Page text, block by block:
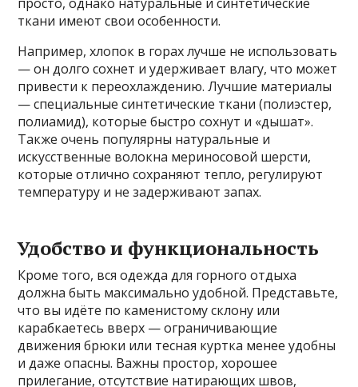
ткани имеют свои особенности.
Например, хлопок в горах лучше не использовать
— он долго сохнет и удерживает влагу, что может
привести к переохлаждению. Лучшие материалы
— специальные синтетические ткани (полиэстер,
полиамид), которые быстро сохнут и «дышат».
Также очень популярны натуральные и
искусственные волокна мериносовой шерсти,
которые отлично сохраняют тепло, регулируют
температуру и не задерживают запах.
Удобство и функциональность
Кроме того, вся одежда для горного отдыха
должна быть максимально удобной. Представьте,
что вы идёте по каменистому склону или
карабкаетесь вверх — ограничивающие
движения брюки или тесная куртка менее удобны
и даже опасны. Важны простор, хорошее
прилегание, отсутствие натирающих швов,